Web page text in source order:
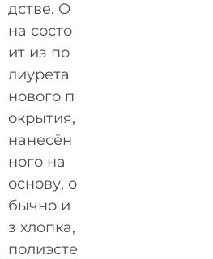
дстве. О
на состо
ит из по
лиурета
нового п
окрытия,
нанесён
ного на
основу, о
бычно и
з хлопка,
полиэсте